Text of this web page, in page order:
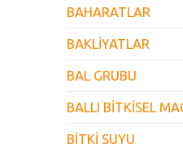
BAHARATLAR
BAKLİYATLAR
BAL GRUBU
BALLI BİTKİSEL
BİTKİ SUYU